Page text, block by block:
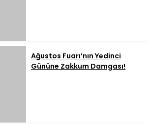
Ağustos Fuarı’nın Yedinci
Gününe Zakkum Damgası!